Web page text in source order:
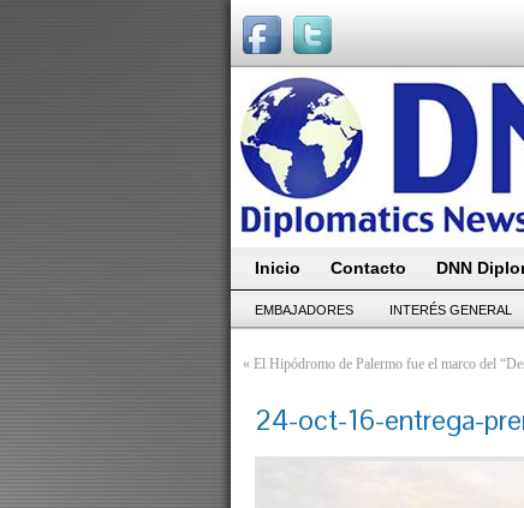
Inicio Contacto DNN
EMBAJADORES INTERÉS GENERAL
« El Hipódromo de Palermo fue el marco del
24-oct-16-entrega-